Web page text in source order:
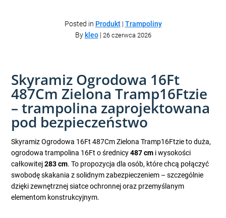
Posted in Produkt| Trampoliny
By kleo| 26 czerwca 2026
Skyramiz Ogrodowa 16Ft
487Cm Zielona Tramp16Ftzie
– trampolina zaprojektowana
pod bezpieczeństwo
Skyramiz Ogrodowa 16Ft 487Cm Zielona Tramp16Ftzie to duża,
ogrodowa trampolina 16Ft o średnicy487 cm i wysokości
całkowitej283 cm. To propozycja dla osób, które chcą połączyć
swobodę skakania z solidnym zabezpieczeniem – szczególnie
dzięki zewnętrznej siatce ochronnej oraz przemyślanym
elementom konstrukcyjnym.